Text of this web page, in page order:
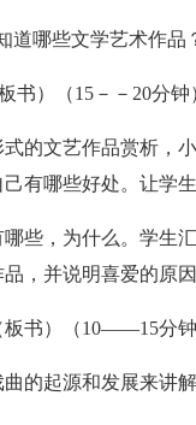
道哪些文学艺术作
书）（15－－20分钟
的文艺作品赏析，
有哪些好处。让学
些，为什么。学生
，并说明喜爱的原因
板书）（10――15分钟
的起源和发展来讲